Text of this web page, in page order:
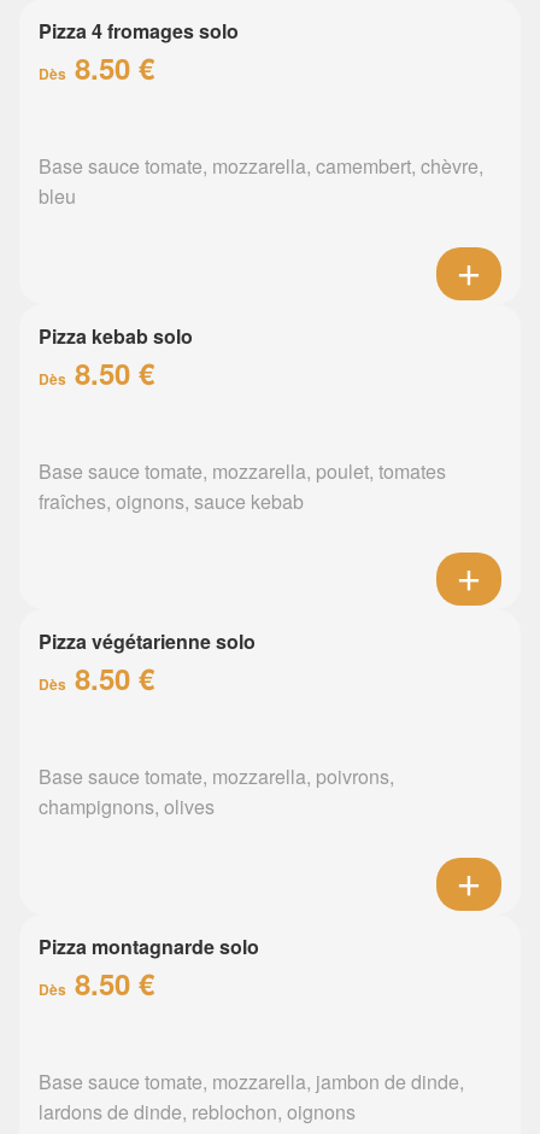
Pizza 4 fromages solo
Dès 8.50 €
Base sauce tomate, mozzarella, camembert, chèvre,
bleu
Pizza kebab solo
Dès 8.50 €
Base sauce tomate, mozzarella, poulet, tomates
fraîches, oignons, sauce kebab
Pizza végétarienne solo
Dès 8.50 €
Base sauce tomate, mozzarella, poivrons,
champignons, olives
Pizza montagnarde solo
Dès 8.50 €
Base sauce tomate, mozzarella, jambon de dinde,
lardons de dinde, reblochon, oignons